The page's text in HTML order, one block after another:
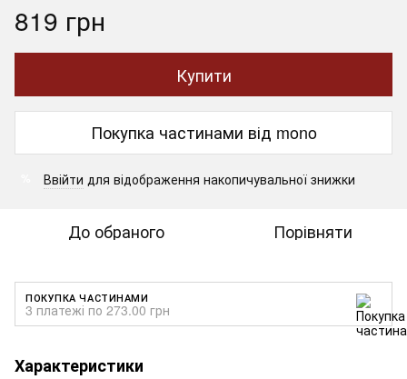
819 грн
Купити
Покупка частинами від mono
Ввійти для відображення накопичувальної знижки
До обраного Порівняти
ПОКУПКА ЧАСТИНАМИ
3 платежі по 273.00 грн
Характеристики